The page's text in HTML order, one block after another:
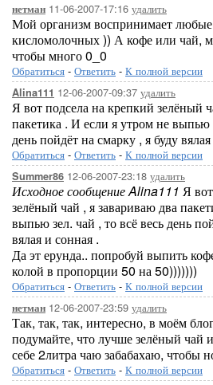
нетман 11-06-2007-17:16 удалить
Мой организм воспринимает
кисломолочных )) А кофе или чай,
чтобы много 0_0
Обратиться - Ответить - К полной версии
Alina111 12-06-2007-09:37 удалить
Я вот подсела на крепкий зелёный
пакетика . И если я утром не выпью
день пойдёт на смарку , я буду
Обратиться - Ответить - К полной версии
Summer86 12-06-2007-23:18 удалить
Исходное сообщение Alina111 Я
зелёный чай , я завариваю два
выпью зел. чай , то всё весь день
вялая и сонная .
Да эт ерунда.. попробуй выпить
колой в пропорции 50 на 50)))))))
Обратиться - Ответить - К полной версии
нетман 12-06-2007-23:59 удалить
Так, так, так, интересно, в моём
подумайте, что лучше зелёный чай
себе 2литра чаю забабахаю, чтобы
Обратиться - Ответить - К полной версии